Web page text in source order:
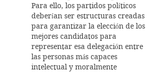
Para ello, los partidos políticos
deberían ser estructuras creadas
para garantizar la elección de los
mejores candidatos para
representar esa delegación entre
las personas más capaces
intelectual y moralmente